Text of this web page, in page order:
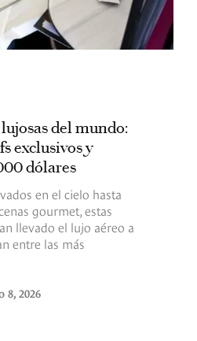
del mundo:
exclusivos y
dólares
en el cielo hasta
gourmet, estas
llevado el lujo aéreo a
entre las más
8, 2026